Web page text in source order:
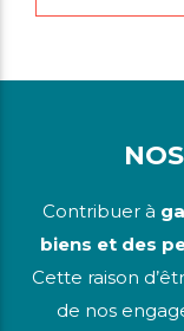
Contribuer à
biens et des
Cette raison
de nos